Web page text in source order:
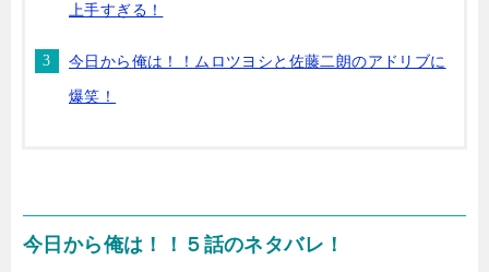
上手すぎる！
今日から俺は！！ムロツヨシと佐藤二朗のアドリブに
爆笑！
今日から俺は！！５話のネタバレ！